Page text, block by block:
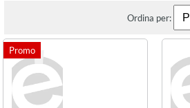
Ordina per: